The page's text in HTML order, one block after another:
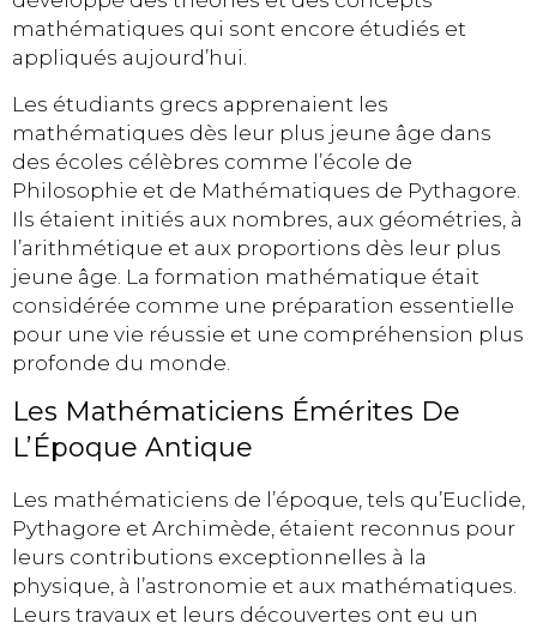
mathématiques qui sont encore étudiés et
appliqués aujourd’hui.
Les étudiants grecs apprenaient les
mathématiques dès leur plus jeune âge dans
des écoles célèbres comme l’école de
Philosophie et de Mathématiques de Pythagore.
Ils étaient initiés aux nombres, aux géométries, à
l’arithmétique et aux proportions dès leur plus
jeune âge. La formation mathématique était
considérée comme une préparation essentielle
pour une vie réussie et une compréhension plus
profonde du monde.
Les Mathématiciens Émérites De
L’Époque Antique
Les mathématiciens de l’époque, tels qu’Euclide,
Pythagore et Archimède, étaient reconnus pour
leurs contributions exceptionnelles à la
physique, à l’astronomie et aux mathématiques.
Leurs travaux et leurs découvertes ont eu un